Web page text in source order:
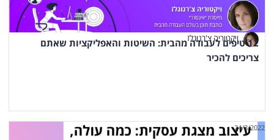
12 טיפים לעבודה מהבית: השיטות והאפליקציות שאתם
צריכים להכיר
ויקטוריה צ'רנוגלז
24/3/2022